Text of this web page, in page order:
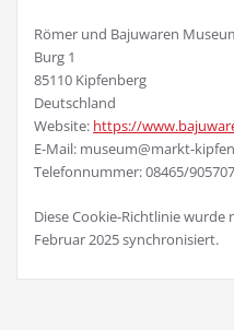
Römer und Bajuwaren
Burg 1
85110 Kipfenberg
Deutschland
Website: https://
E-Mail: museum@markt-
Telefonnummer: 08465/905707
Diese Cookie-Richtlinie wurde
Februar 2025 synchronisiert.